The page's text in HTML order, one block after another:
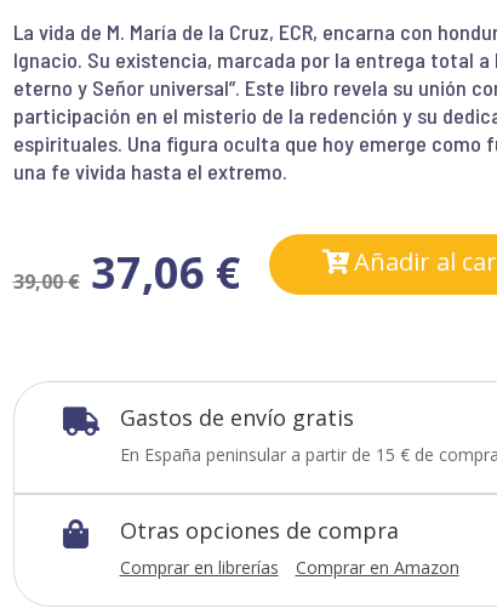
La vida de M. María de la Cruz, ECR, encarna con
Ignacio. Su existencia, marcada por la entrega total a
eterno y Señor universal”. Este libro revela su unión
participación en el misterio de la redención y su
espirituales. Una figura oculta que hoy emerge
una fe vivida hasta el extremo.
39,00€ 37,06 € Añadir al
 Gastos de envío gratis
En España peninsular a partir de 15 € de
 Otras opciones de compra
Comprar en librerías Comprar en Amazon